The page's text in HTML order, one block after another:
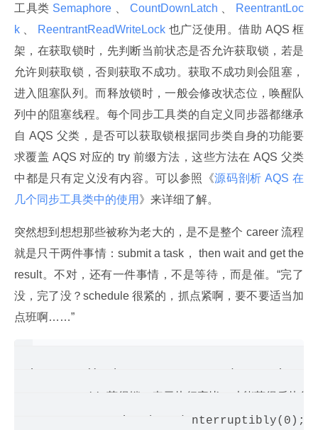
工具类 Semaphore CountDownLatch
ReentrantLoc
k
ReentrantReadWriteLock 也广泛使用。借助 AQS 框
架，在获取锁时，先判断当前状态是否允许获取锁，若是
允许则获取锁，否则获取不成功。获取不成功则会阻塞，
进入阻塞队列。而释放锁时，一般会修改状态位，唤醒队
列中的阻塞线程。每个同步工具类的自定义同步器都继承
自 AQS 父类，是否可以获取锁根据同步类自身的功能要
求覆盖 AQS 对应的 try 前缀方法，这些方法在 AQS 父类
中都是只有定义没有内容。可以参照《源码剖析 AQS 在
几个同步工具类中的使用 》来详细了解。
突然想到想想那些被称为老大的，是不是整个 career 流程
就是只干两件事情：submit a task， then wait and get the
result。不对，还有一件事情，不是等待，而是催。“完了
没，完了没？schedule 很紧的，抓点紧啊，要不要适当加
点班啊……”
           acquireSharedInterruptibly(0);